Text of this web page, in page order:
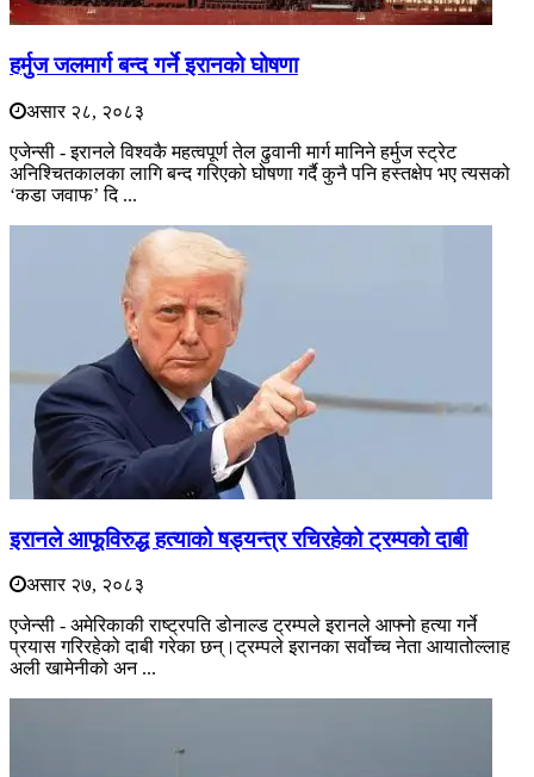
हर्मुज जलमार्ग बन्द गर्ने इरानको घोषणा
असार २८, २०८३
एजेन्सी - इरानले विश्वकै महत्वपूर्ण तेल ढुवानी मार्ग मानिने हर्मुज स्ट्रेट
अनिश्चितकालका लागि बन्द गरिएको घोषणा गर्दै कुनै पनि हस्तक्षेप भए त्यसको
‘कडा जवाफ’ दि ...
इरानले आफूविरुद्ध हत्याको षड्यन्त्र रचिरहेको ट्रम्पको दाबी
असार २७, २०८३
एजेन्सी - अमेरिकाकी राष्ट्रपति डोनाल्ड ट्रम्पले इरानले आफ्नो हत्या गर्ने
प्रयास गरिरहेको दाबी गरेका छन्।ट्रम्पले इरानका सर्वोच्च नेता आयातोल्लाह
अली खामेनीको अन ...